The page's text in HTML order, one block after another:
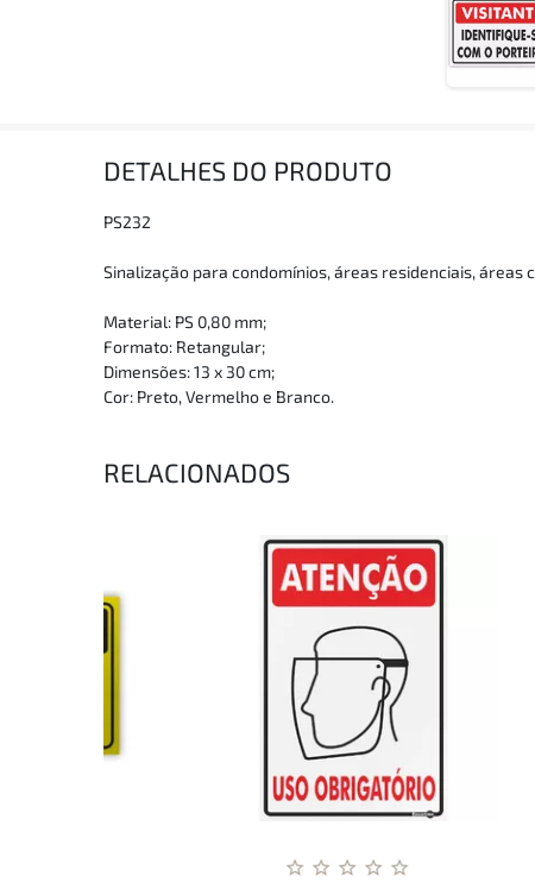
DETALHES DO PRODUTO
PS232
Sinalização para condomínios, áreas residenciais,
Material: PS 0,80 mm;
Formato: Retangular;
Dimensões: 13 x 30 cm;
Cor: Preto, Vermelho e Branco.
RELACIONADOS